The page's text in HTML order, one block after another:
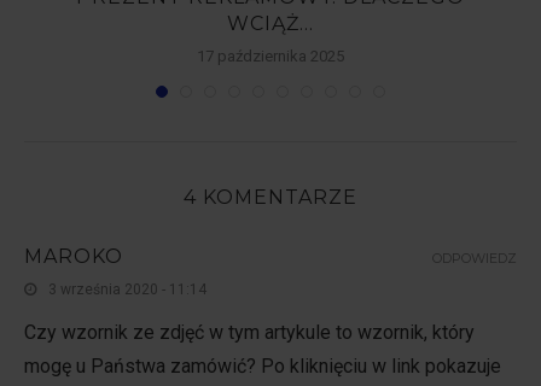
WCIĄŻ...
17 października 2025
4 KOMENTARZE
MAROKO
3 września 2020 - 11:14
Czy wzornik ze zdjęć w tym artykule to wzornik, który
mogę u Państwa zamówić? Po kliknięciu w link pokazuje
ODPOWIEDZ